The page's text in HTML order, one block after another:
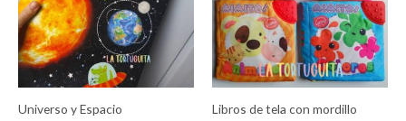
Universo y Espacio Libros de tela con mordillo
Las
se